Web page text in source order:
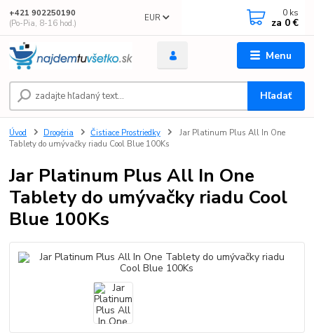
Menu
EUR
Hľadať
+421 902250190
(Po-Pia, 8-16 hod.)
0 ks
za 0 €
Úvod Drogéria Čistiace Prostriedky
Jar Platinum Plus All In One
Tablety do umývačky riadu Cool Blue 100Ks
Jar Platinum Plus All In One
Tablety do umývačky riadu Cool
Blue 100Ks